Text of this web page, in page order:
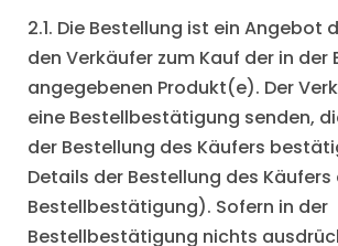
2.1. Die Bestellung ist ein Angebot
den Verkäufer zum Kauf der in der
angegebenen Produkt(e). Der
eine Bestellbestätigung senden,
der Bestellung des Käufers
Details der Bestellung des
Bestellbestätigung). Sofern in der
Bestellbestätigung nichts